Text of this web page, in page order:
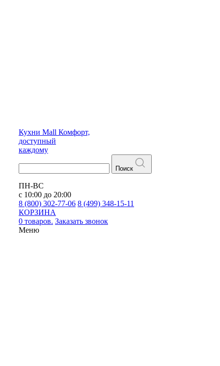
Кухни Mall Комфорт,
доступный
каждому
Поиск
ПН-ВС
с 10:00 до 20:00
8 (800) 302-77-06 8 (499) 348-15-11
КОРЗИНА
0 товаров. Заказать звонок
Меню